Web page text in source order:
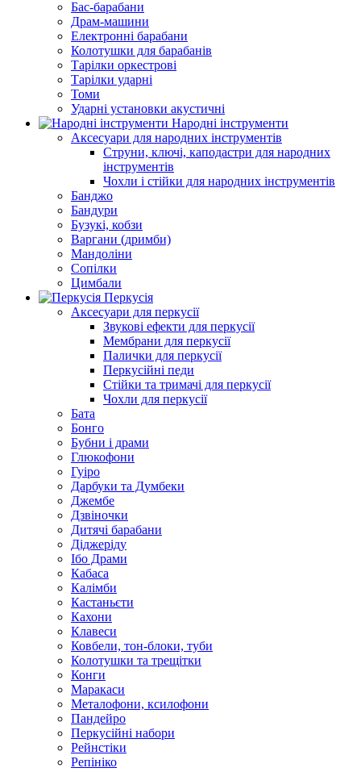
Бас-барабани
Драм-машини
Електронні барабани
Колотушки для барабанів
Тарілки оркестрові
Тарілки ударні
Томи
Ударні установки акустичні
Народні інструменти
Аксесуари для народних інструментів
Струни, ключі, каподастри для народних
інструментів
Чохли і стійки для народних інструментів
Банджо
Бандури
Бузукі, кобзи
Варгани (дримби)
Мандоліни
Сопілки
Цимбали
Перкусія
Аксесуари для перкусії
Звукові ефекти для перкусії
Мембрани для перкусії
Палички для перкусії
Перкусійні педи
Стійки та тримачі для перкусії
Чохли для перкусії
Бата
Бонго
Бубни і драми
Глюкофони
Гуіро
Дарбуки та Думбеки
Джембе
Дзвіночки
Дитячі барабани
Діджеріду
Ібо Драми
Кабаса
Калімби
Кастаньєти
Кахони
Клавеси
Ковбели, тон-блоки, туби
Колотушки та трещітки
Конги
Маракаси
Металофони, ксилофони
Пандейро
Перкусійні набори
Рейнстіки
Репініко